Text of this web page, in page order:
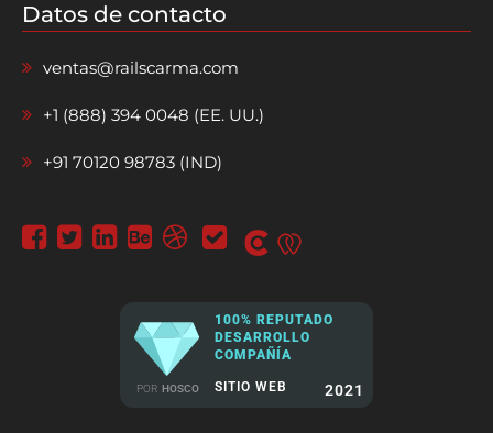
Datos de contacto
ventas@railscarma.com
+1 (888) 394 0048 (EE. UU.)
+91 70120 98783 (IND)
POR HOSCO
100% REPUTADO
DESARROLLO
COMPAÑÍA
SITIO WEB 2021